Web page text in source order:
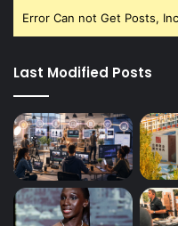
Error Can not Get Posts,
Last Modified Posts